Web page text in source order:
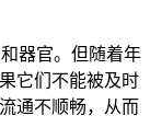
器官。但随着年
它们不能被及时
通不顺畅，从而